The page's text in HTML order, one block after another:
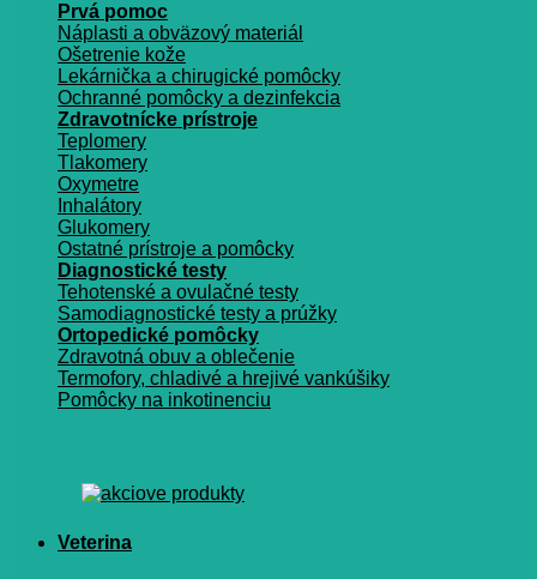
Prvá pomoc
Náplasti a obväzový materiál
Ošetrenie kože
Lekárnička a chirugické pomôcky
Ochranné pomôcky a dezinfekcia
Zdravotnícke prístroje
Teplomery
Tlakomery
Oxymetre
Inhalátory
Glukomery
Ostatné prístroje a pomôcky
Diagnostické testy
Tehotenské a ovulačné testy
Samodiagnostické testy a prúžky
Ortopedické pomôcky
Zdravotná obuv a oblečenie
Termofory, chladivé a hrejivé vankúšiky
Pomôcky na inkotinenciu
Veterina